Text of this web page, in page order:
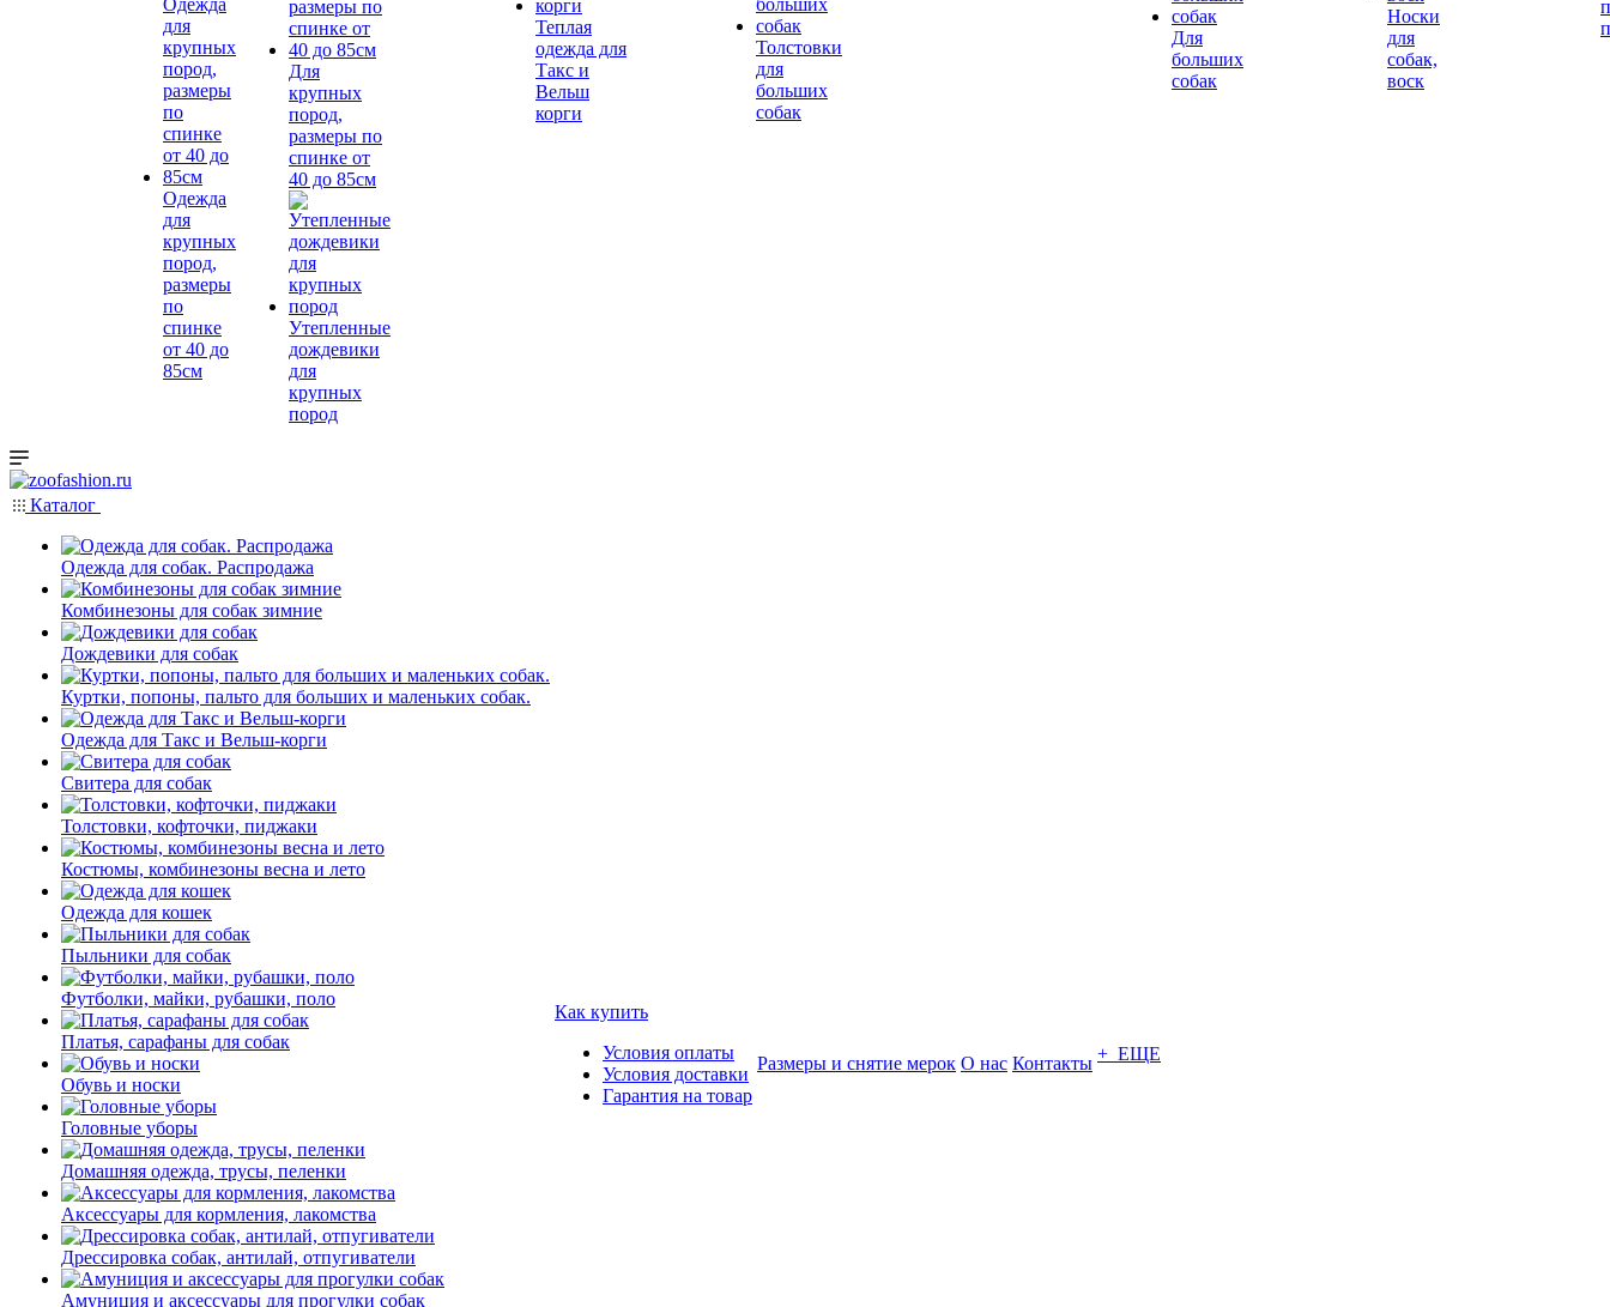
Одежда
для
крупных
пород,
размеры
по
спинке
от 40 до
85см
Для
крупных
пород,
размеры по
спинке от
40 до 85см
Утепленные
дождевики
для
крупных
пород
Теплая
одежда для
Такс и
Вельш
корги
Толстовки
для
больших
собак
Для
больших
собак
Носки
для
собак,
воск
Каталог
Одежда для собак. Распродажа
Комбинезоны для собак зимние
Дождевики для собак
Куртки, попоны, пальто для больших и маленьких собак.
Одежда для Такс и Вельш-корги
Свитера для собак
Толстовки, кофточки, пиджаки
Костюмы, комбинезоны весна и лето
Одежда для кошек
Пыльники для собак
Футболки, майки, рубашки, поло
Платья, сарафаны для собак
Обувь и носки
Головные уборы
Домашняя одежда, трусы, пеленки
Аксессуары для кормления, лакомства
Дрессировка собак, антилай, отпугиватели
Амуниция и аксессуары для прогулки собак
Как купить
Условия оплаты
Условия доставки
Гарантия на товар
Размеры и снятие мерок О нас Контакты + ЕЩЕ